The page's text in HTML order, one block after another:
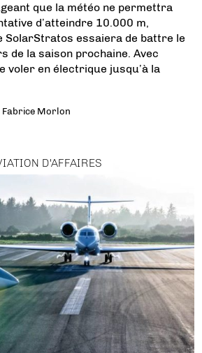
que la météo ne permettra
d’atteindre 10.000 m,
SolarStratos essaiera de battre le
de la saison prochaine. Avec
voler en électrique jusqu’à la
Fabrice Morlon
D'AFFAIRES